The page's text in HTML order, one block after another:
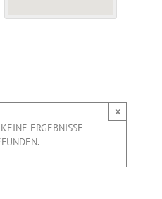
ERGEBNISSE
×